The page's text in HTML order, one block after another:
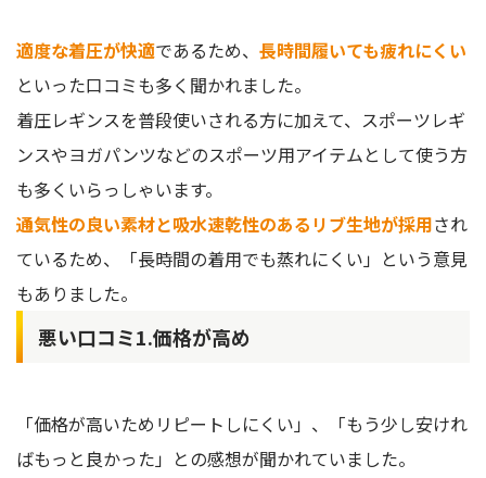
適度な着圧が快適であるため、 長時間履いても疲れにくい
といった口コミも多く聞かれました。
着圧レギンスを普段使いされる方に加えて、スポーツレギ
ンスやヨガパンツなどのスポーツ用アイテムとして使う方
も多くいらっしゃいます。
通気性の良い素材と吸水速乾性のあるリブ生地が採用され
ているため、「長時間の着用でも蒸れにくい」という意見
もありました。
悪い口コミ1.価格が高め
「価格が高いためリピートしにくい」、「もう少し安けれ
ばもっと良かった」との感想が聞かれていました。